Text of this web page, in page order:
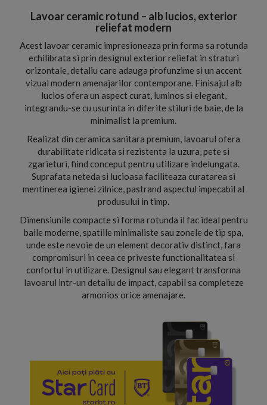
Lavoar ceramic rotund – alb lucios, exterior
reliefat modern
Acest lavoar ceramic impresioneaza prin forma sa rotunda
echilibrata si prin designul exterior reliefat in straturi
orizontale, detaliu care adauga profunzime si un accent
vizual modern amenajarilor contemporane. Finisajul alb
lucios ofera un aspect curat, luminos si elegant,
integrandu-se cu usurinta in diferite stiluri de baie, de la
minimalist la premium.
Realizat din ceramica sanitara premium, lavoarul ofera
durabilitate ridicata si rezistenta la uzura, pete si
zgarieturi, fiind conceput pentru utilizare indelungata.
Suprafata neteda si lucioasa faciliteaza curatarea si
mentinerea igienei zilnice, pastrand aspectul impecabil al
produsului in timp.
Dimensiunile compacte si forma rotunda il fac ideal pentru
baile moderne, spatiile minimaliste sau zonele de tip spa,
unde este nevoie de un element decorativ distinct, fara
compromisuri in ceea ce priveste functionalitatea si
confortul in utilizare. Designul sau elegant transforma
lavoarul intr-un detaliu de impact, capabil sa completeze
armonios orice amenajare.